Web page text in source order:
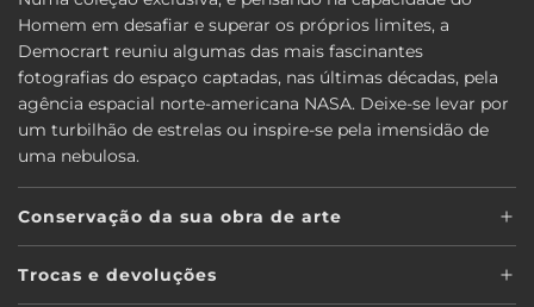
Homem em desafiar e superar os próprios limites, a
Democrart reuniu algumas das mais fascinantes
fotografias do espaço captadas, nas últimas décadas, pela
agência espacial norte-americana NASA. Deixe-se levar por
um turbilhão de estrelas ou inspire-se pela imensidão de
uma nebulosa.
Conservação da sua obra de arte
Trocas e devoluções